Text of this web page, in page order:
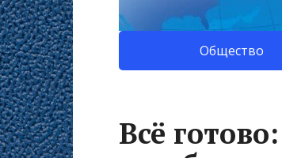
Общество
Всё